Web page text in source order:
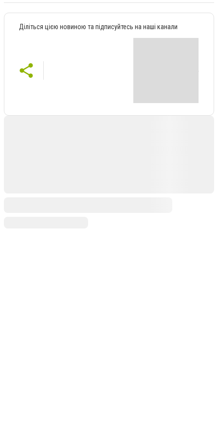
Діліться цією новиною та підписуйтесь на наші канали